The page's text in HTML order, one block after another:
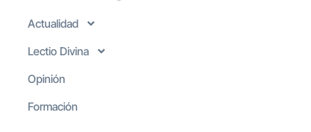
Actualidad
Lectio Divina
Opinión
Formación